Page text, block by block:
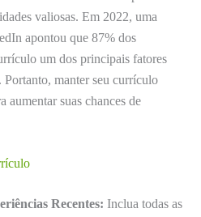
valiosas. Em 2022, uma
apontou que 87% dos
um dos principais fatores
Portanto, manter seu currículo
aumentar suas chances de
Recentes: Inclua todas as